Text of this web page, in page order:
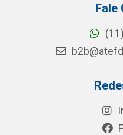
Fale